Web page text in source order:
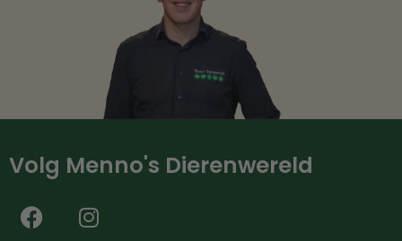
Volg Menno's Dierenwereld